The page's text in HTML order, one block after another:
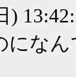
)
にな